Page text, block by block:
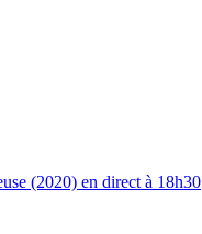
(2020) en direct à 18h30